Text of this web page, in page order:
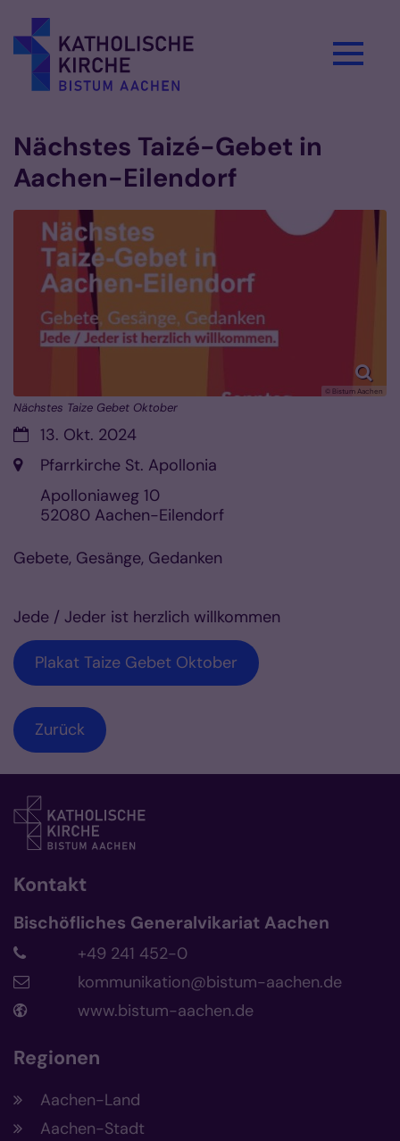
Nächstes Taizé-Gebet in
Aachen-Eilendorf
© Bistum Aachen
Nächstes Taize Gebet Oktober
Datum:13. Okt. 2024
Ort: Pfarrkirche St. Apollonia
Apolloniaweg 10
52080 Aachen-Eilendorf
Gebete, Gesänge, Gedanken
Jede / Jeder ist herzlich willkommen
Plakat Taize Gebet Oktober
Zurück
Kontakt
Bischöfliches Generalvikariat Aachen
+49 241 452-0
kommunikation@bistum-aachen.de
www.bistum-aachen.de
Regionen
Aachen-Land
Aachen-Stadt